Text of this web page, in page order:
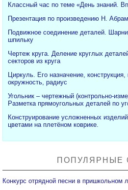
Классный час по теме «День знаний.
Презентация по произведению Н.
Подвижное соединение деталей.
шпильку
Чертеж круга. Деление круглых
секторов из круга
Циркуль. Его назначение,
окружность, радиус
Угольник – чертежный (контрольно-
Разметка прямоугольных деталей по
Конструирование усложненных
цветами на плетёном коврике.
ПОПУЛЯРНЫЕ
Конкурс отрядной песни в пришкольном